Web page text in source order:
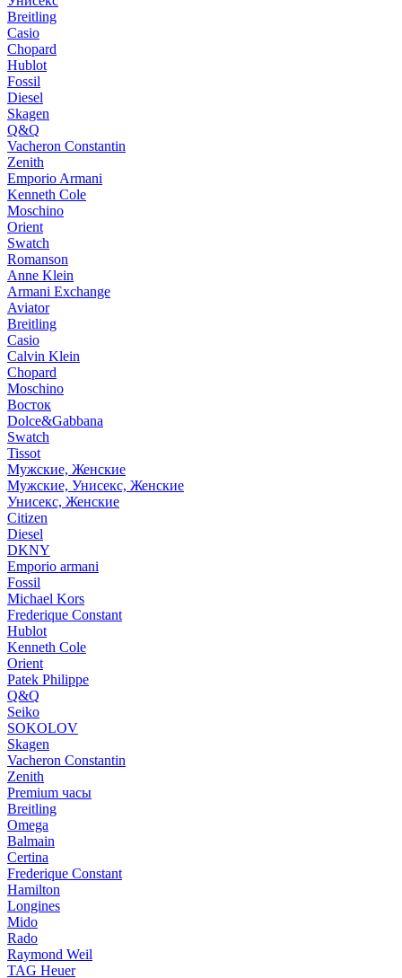
Breitling
Casio
Chopard
Hublot
Fossil
Diesel
Skagen
Q&Q
Vacheron Constantin
Zenith
Emporio Armani
Kenneth Cole
Moschino
Orient
Swatch
Romanson
Anne Klein
Armani Exchange
Aviator
Breitling
Casio
Calvin Klein
Chopard
Moschino
Восток
Dolce&Gabbana
Swatch
Tissot
Мужские, Женские
Мужские, Унисекс, Женские
Унисекс, Женские
Citizen
Diesel
DKNY
Emporio armani
Fossil
Michael Kors
Frederique Constant
Hublot
Kenneth Cole
Orient
Patek Philippe
Q&Q
Seiko
SOKOLOV
Skagen
Vacheron Constantin
Zenith
Premium часы
Breitling
Omega
Balmain
Certina
Frederique Constant
Hamilton
Longines
Mido
Rado
Raymond Weil
TAG Heuer